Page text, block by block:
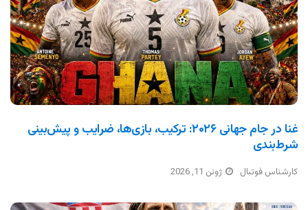
غنا در جام جهانی ۲۰۲۶: ترکیب، بازی‌ها، ضرایب و پیش‌بینی
شرط‌بندی
کارشناس فوتبال ژوئن 11, 2026